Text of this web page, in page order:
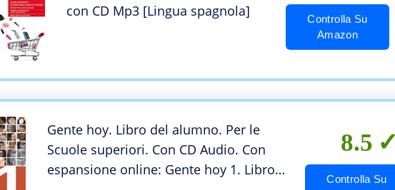
con CD Mp3 [Lingua spagnola]
Controlla Su
Amazon
Gente hoy. Libro del alumno. Per le
Scuole superiori. Con CD Audio. Con
espansione online: Gente hoy 1. Libro
8.5
Controlla Su